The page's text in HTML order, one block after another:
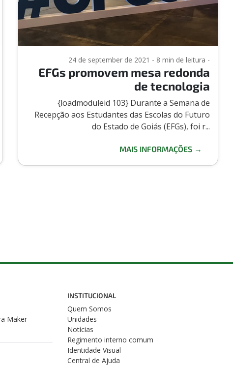
24 de september de 2021 - 8 min de leitura -
EFGs promovem mesa redonda
de tecnologia
{loadmoduleid 103} Durante a Semana de
Recepção aos Estudantes das Escolas do Futuro
do Estado de Goiás (EFGs), foi r...
MAIS INFORMAÇÕES →
Maker
INSTITUCIONAL
Quem Somos
Unidades
Notícias
Regimento interno comum
Identidade Visual
Central de Ajuda